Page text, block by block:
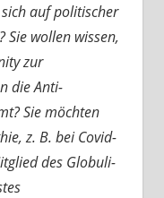
auf politischer
wollen wissen,
zur
die Anti-
Sie möchten
z. B. bei Covid-
des Globuli-